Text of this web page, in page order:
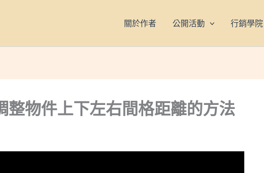
關於作者 公開活動 行銷學院
物件上下左右間格距離的方法